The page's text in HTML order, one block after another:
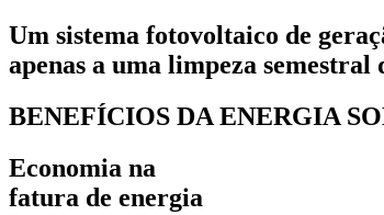
Um sistema fotovoltaico de
apenas a uma limpeza
BENEFÍCIOS DA ENERGIA
Economia na
fatura de energia